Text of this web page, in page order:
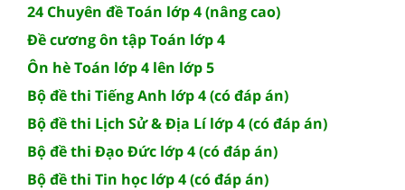
24 Chuyên đề Toán lớp 4 (nâng cao)
Đề cương ôn tập Toán lớp 4
Ôn hè Toán lớp 4 lên lớp 5
Bộ đề thi Tiếng Anh lớp 4 (có đáp án)
Bộ đề thi Lịch Sử & Địa Lí lớp 4 (có đáp án)
Bộ đề thi Đạo Đức lớp 4 (có đáp án)
Bộ đề thi Tin học lớp 4 (có đáp án)